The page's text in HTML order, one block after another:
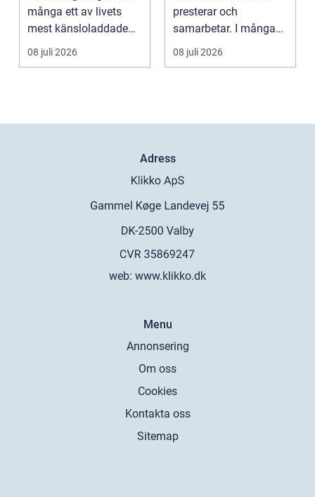
många ett av livets
mest känsloladdade
beslut. Ringen ska
spegla kä...
08 juli 2026
presterar och
samarbetar. I många
kontor, skolor och
offentli...
08 juli 2026
Adress
web: www.klikko.dk
Menu
Annonsering
Om oss
Cookies
Kontakta oss
Sitemap